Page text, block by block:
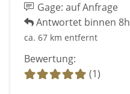
Gage: auf Anfrage
Antwortet binnen 8h
ca. 67 km entfernt
Bewertung:
(1)